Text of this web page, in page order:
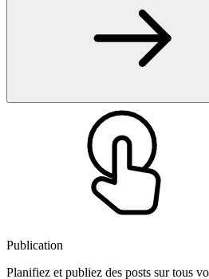
Publication
Planifiez et publiez des posts sur tous